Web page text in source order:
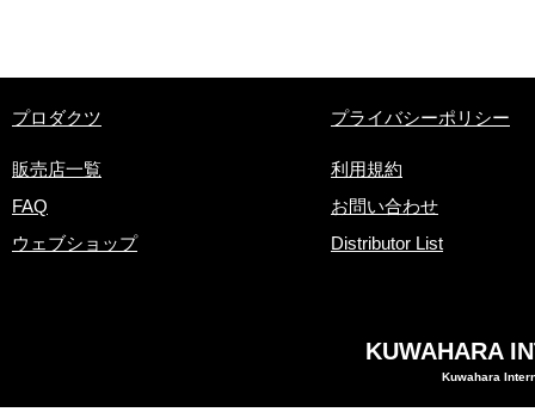
​プロダクツ
販売店一覧
FAQ
ウェブショップ
プライバシーポリシー
利用規約
お問い合わせ
Distributor List
Kuwahara
KUWAHARA